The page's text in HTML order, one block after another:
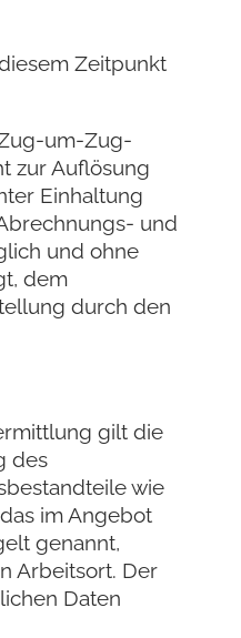
Zeitpunkt
um-Zug-
zur Auflösung
Einhaltung
und
und ohne
dem
durch den
gilt die
des
wie
im Angebot
genannt,
Arbeitsort. Der
Daten